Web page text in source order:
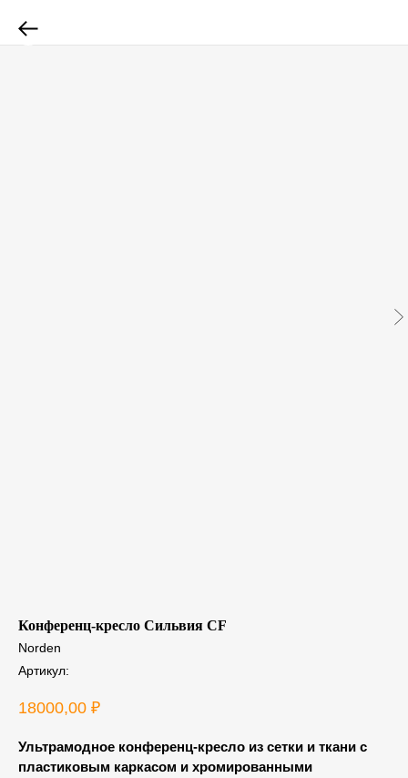
Конференц-кресло Сильвия CF
Norden
Артикул:
18000,00 ₽
Ультрамодное конференц-кресло из сетки и ткани с
пластиковым каркасом и хромированными